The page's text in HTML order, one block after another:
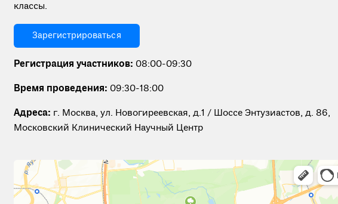
классы.
Зарегистрироваться
Регистрация участников: 08:00-09:30
Время проведения: 09:30-18:00
Адреса: г. Москва, ул. Новогиреевская, д.1 / Шоссе Энтузиастов, д. 86,
Московский Клинический Научный Центр